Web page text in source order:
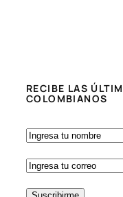
RECIBE LAS
COLOMBIANOS